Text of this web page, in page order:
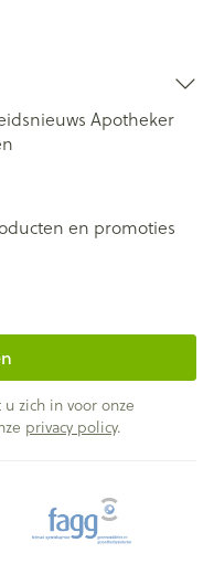
Apotheker
en promoties
zich in voor onze
privacy policy.